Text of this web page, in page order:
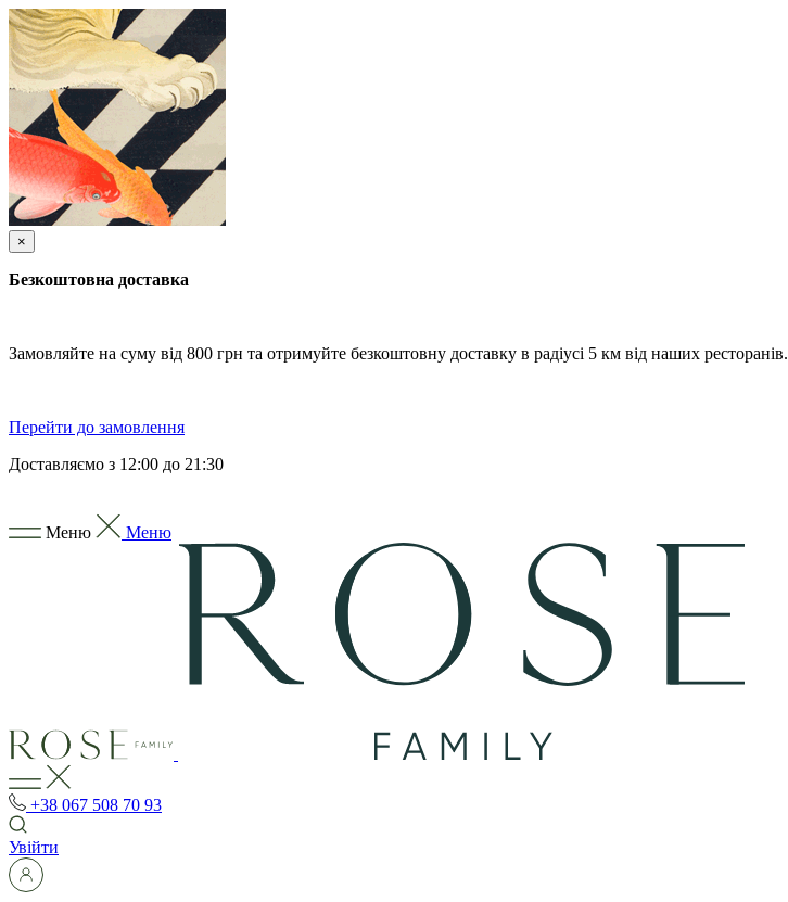
×
Безкоштовна доставка
Замовляйте на суму від 800 грн та отримуйте безкоштовну доставку в радіусі 5 км від наших ресторанів.
Перейти до замовлення
Доставляємо з 12:00 до 21:30
Меню Меню
+38 067 508 70 93
Увійти